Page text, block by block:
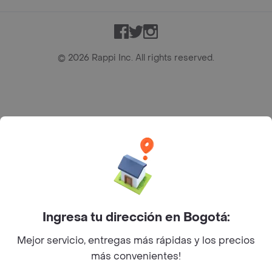
Facebook
TwitterInstagram
© 2026 Rappi Inc. All rights reserved.
Bogotá D.C. --- notificacionesrappi@rappi.com
Ingresa tu dirección en Bogotá:
Mejor servicio, entregas más rápidas y los precios
más convenientes!